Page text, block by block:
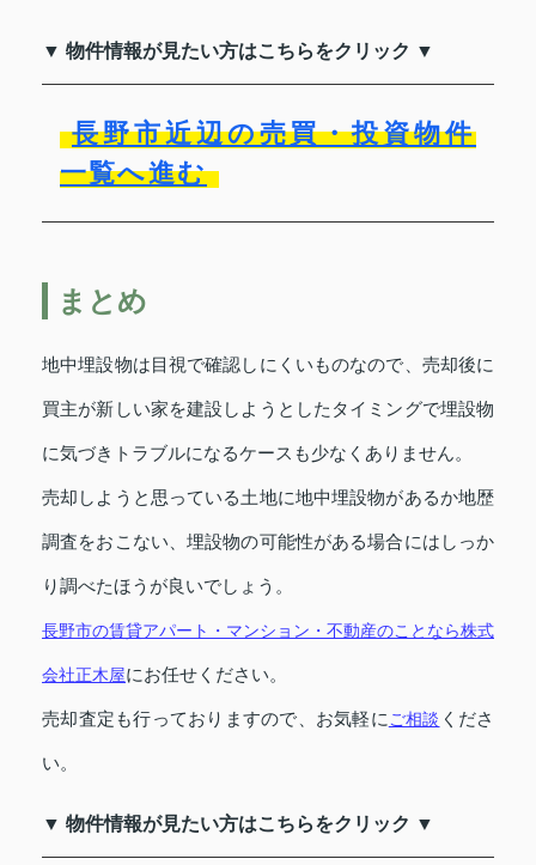
▼ 物件情報が見たい方はこちらをクリック ▼
長野市近辺の売買・投資物件
一覧へ進む
まとめ
地中埋設物は目視で確認しにくいものなので、売却後に
買主が新しい家を建設しようとしたタイミングで埋設物
に気づきトラブルになるケースも少なくありません。
売却しようと思っている土地に地中埋設物があるか地歴
調査をおこない、埋設物の可能性がある場合にはしっか
り調べたほうが良いでしょう。
長野市の賃貸アパート・マンション・不動産のことなら株式
会社正木屋にお任せください。
売却査定も行っておりますので、お気軽に ご相談 くださ
い。
▼ 物件情報が見たい方はこちらをクリック ▼